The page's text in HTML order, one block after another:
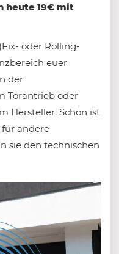
heute 19€ mit
oder Rolling-
euer
der
Torantrieb oder
Hersteller. Schön ist
andere
sie den technischen